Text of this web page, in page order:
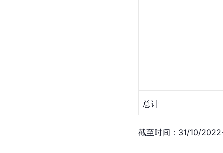
总计
截至时间：31/10/